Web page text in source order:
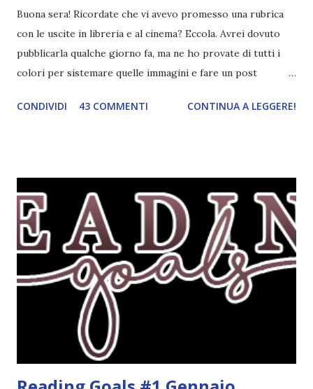
Buona sera! Ricordate che vi avevo promesso una rubrica
con le uscite in libreria e al cinema? Eccola. Avrei dovuto
pubblicarla qualche giorno fa, ma ne ho provate di tutti i
colori per sistemare quelle immagini e fare un post
leggere la trama cliccate sulla copertina. Vi ho segnalato
riguarda i suoi romanzi thriller. Per il momento sono
troppo fissata con questo genere ma ho letto pochi libri
thriller e vorrei davvero iniziarne qualcuno. Attraverso il
fuoco - Josephine Angeline \\ 19 settembre. Qualsiasi
libro cita anche soltanto "Salem" deve essere
assolutamente mio. Sono affascinata dalla storia delle
streghe di Salem e se oltre alle streghe aggiungiamo
mondi paralleli e gemelle malefiche, la mia curiosità monta
CONDIVIDI 43 COMMENTI CONTINUA A LEGGERE!